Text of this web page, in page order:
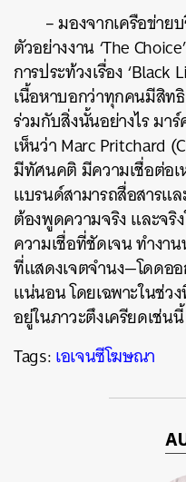
–มองจากเครือข่า
ตัวอย่างงาน‘The Choice’
การประท้วงเรื่อง‘Black
เนื้อหาบอกว่าทุกคนมีสิทธิ
ร่วมกับสิ่งนั้นอย่างไรมา
เห็นว่าMarc Pritchard
มีทัศนคติมีความเชื่อต่อ
แบรนด์สามารถสื่อสารแ
ต้องพูดความจริงและจริ
ความเชื่อที่ชัดเจนทำงา
ที่แสดงเจตจำนง—โดดอ
แน่นอนโดยเฉพาะในช่ว
อยู่ในภาวะตึงเครียดเช่นนี้
Tags:เอเจนซีโฆษณา